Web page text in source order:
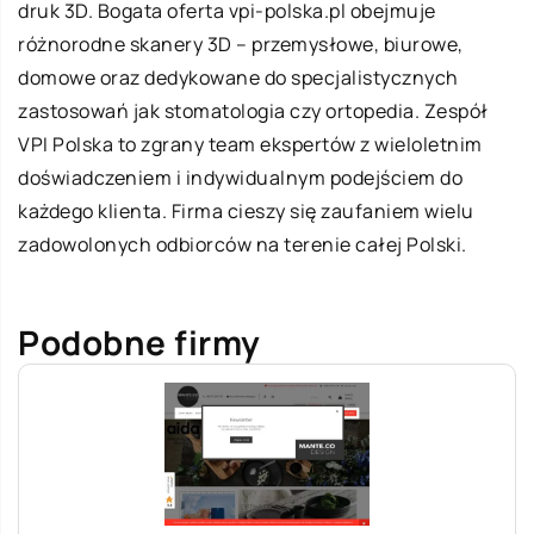
druk 3D. Bogata oferta vpi-polska.pl obejmuje
różnorodne skanery 3D – przemysłowe, biurowe,
domowe oraz dedykowane do specjalistycznych
zastosowań jak stomatologia czy ortopedia. Zespół
VPI Polska to zgrany team ekspertów z wieloletnim
doświadczeniem i indywidualnym podejściem do
każdego klienta. Firma cieszy się zaufaniem wielu
zadowolonych odbiorców na terenie całej Polski.
Podobne firmy